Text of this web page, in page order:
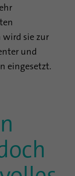
sie zur
und
eingesetzt.
Zwei-Faktor-
und sich